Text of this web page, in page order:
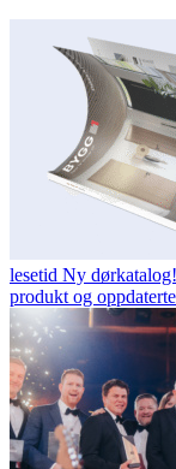
lesetid Ny dørkatalog!
produkt og